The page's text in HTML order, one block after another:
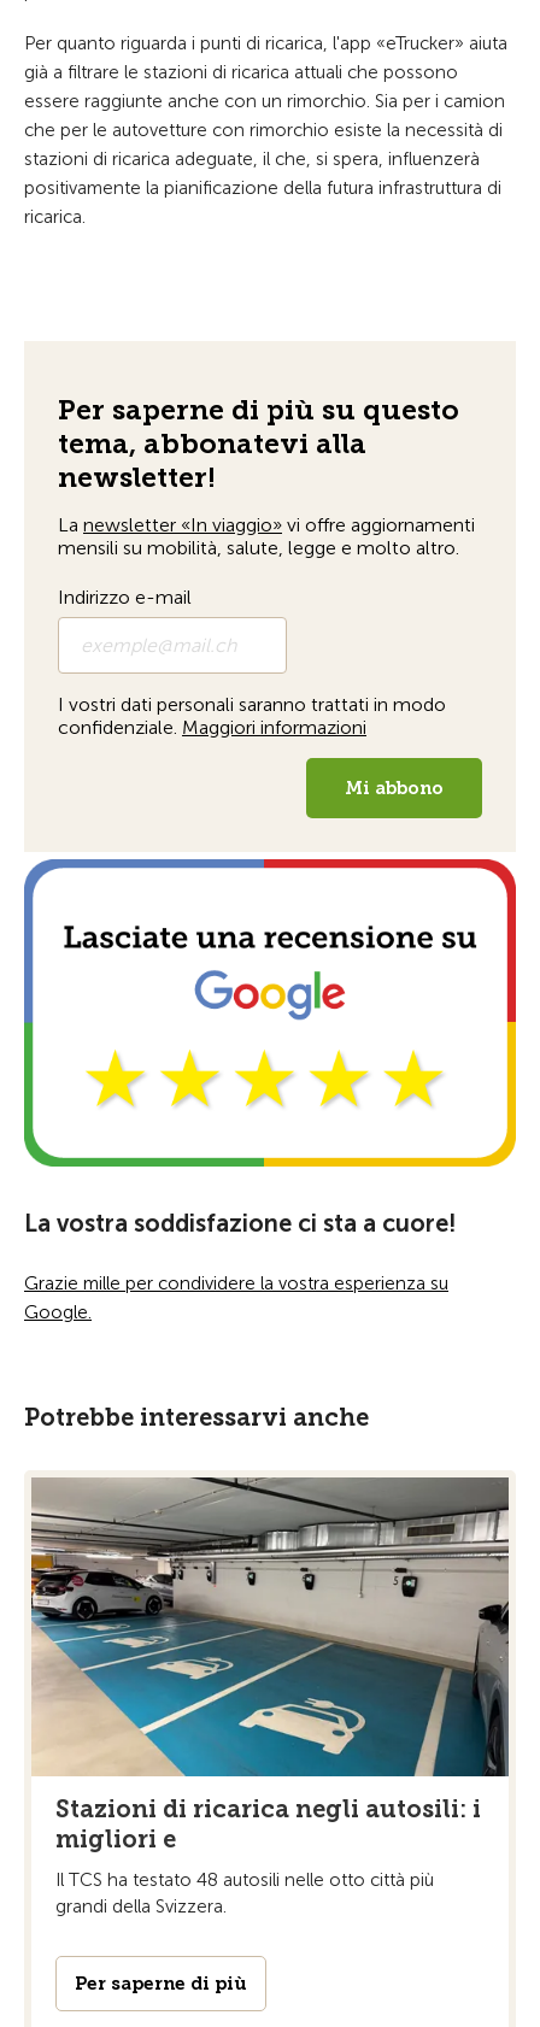
Per quanto riguarda i punti di ricarica, l'app «eTrucker» aiuta
già a filtrare le stazioni di ricarica attuali che possono
essere raggiunte anche con un rimorchio. Sia per i camion
che per le autovetture con rimorchio esiste la necessità di
stazioni di ricarica adeguate, il che, si spera, influenzerà
positivamente la pianificazione della futura infrastruttura di
ricarica.
La vostra soddisfazione ci sta a cuore!
Grazie mille per condividere la vostra esperienza su
Google.
Potrebbe interessarvi anche
Stazioni di ricarica negli autosili: i
migliori e
Il TCS ha testato 48 autosili nelle otto città più
grandi della Svizzera.
Per saperne di più